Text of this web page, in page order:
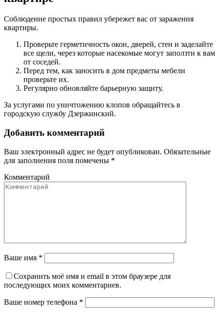
Соблюдение простых правил убережет вас от заражения
квартиры.
Проверьте герметичность окон, дверей, стен и заделайте
все щели, через которые насекомые могут заползти к вам
от соседей.
Перед тем, как заносить в дом предметы мебели
проверьте их.
Регулярно обновляйте барьерную защиту.
За услугами по уничтожению клопов обращайтесь в
городскую службу Дзержинский.
Добавить комментарий
Ваш электронный адрес не будет опубликован. Обязательные
для заполнения поля помечены *
Комментарий
Ваше имя *
Сохранить моё имя и email в этом браузере для
последующих моих комментариев.
Ваше номер телефона *